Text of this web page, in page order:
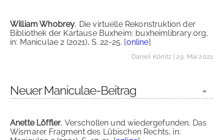
William Whobrey, Die virtuelle Rekonstruktion der
Bibliothek der Kartause Buxheim: buxheimlibrary.org,
in: Maniculae 2 (2021), S. 22-25. [online]
Daniel Könitz | 29. Mai 2021
Neuer Maniculae-Beitrag
Anette Löffler, Verschollen und wiedergefunden. Das
Wismarer Fragment des Lübischen Rechts, in: